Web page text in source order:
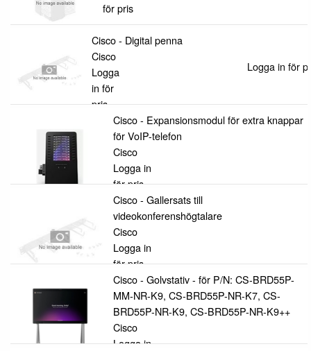
för pris
Cisco - Digital penna
Cisco
Logga
in för
pris
Logga in för
Cisco - Expansionsmodul för extra knappar
för VoIP-telefon
Cisco
Logga in
för pris
Cisco - Gallersats till
videokonferenshögtalare
Cisco
Logga in
för pris
Cisco - Golvstativ - för P/N: CS-BRD55P-
MM-NR-K9, CS-BRD55P-NR-K7, CS-
BRD55P-NR-K9, CS-BRD55P-NR-K9++
Cisco
Logga in